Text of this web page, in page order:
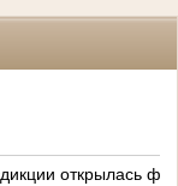
открылась